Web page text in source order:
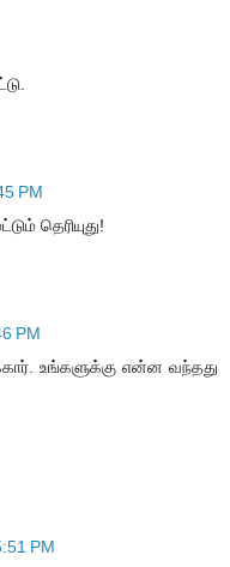
PM
தெரியுது!
PM
உங்களுக்கு என்ன வந்தது
PM